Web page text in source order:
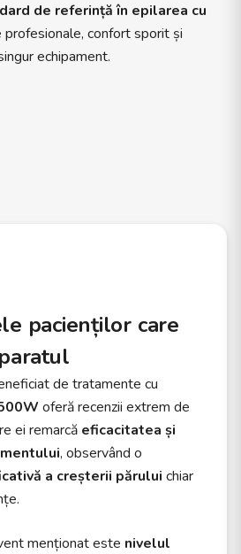
de referință în epilarea cu
confort sporit și
echipament.
pacienților care
de tratamente cu
oferă recenzii extrem de
ei remarcă eficacitatea și
, observând o
a creșterii părului chiar
menționat este nivelul